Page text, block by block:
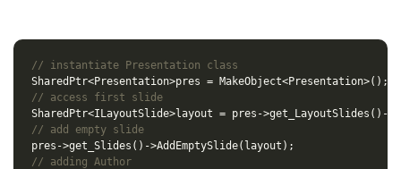
// instantiate Presentation class
SharedPtr<Presentation>pres = MakeObject<Presentation>();
// access first slide
SharedPtr<ILayoutSlide>layout = pres ->get_LayoutSlides () ->
// add empty slide
pres ->get_Slides () ->AddEmptySlide( layout );
// adding Author